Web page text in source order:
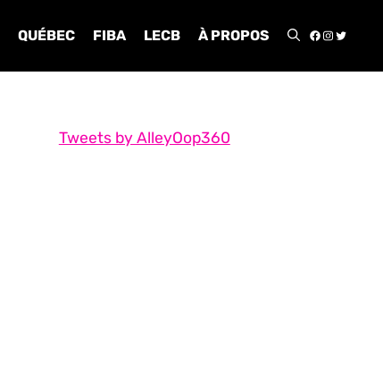
QUÉBEC FIBA LECB À PROPOS
Tweets by AlleyOop360